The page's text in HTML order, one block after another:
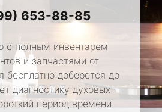
653-88-85
с полным инвентарем
и запчастями от
бесплатно доберется до
диагностику духовых
период времени.